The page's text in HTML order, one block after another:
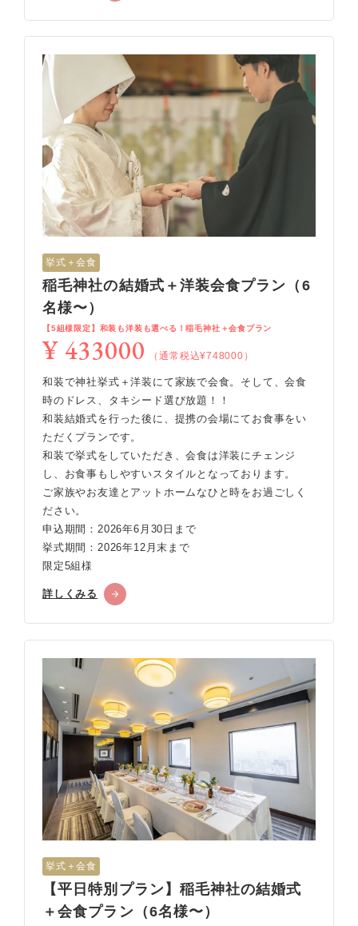
挙式＋会食
稲毛神社の結婚式＋洋装会食プラン（6
名様〜）
【5組様限定】和装も洋装も選べる！稲毛神社＋会食プラン
¥ 433000 （通常税込¥748000）
和装で神社挙式＋洋装にて家族で会食。そして、会食
時のドレス、タキシード選び放題！！
和装結婚式を行った後に、提携の会場にてお食事をい
ただくプランです。
和装で挙式をしていただき、会食は洋装にチェンジ
し、お食事もしやすいスタイルとなっております。
ご家族やお友達とアットホームなひと時をお過ごしく
ださい。
申込期間：2026年6月30日まで
挙式期間：2026年12月末まで
限定5組様
詳しくみる
挙式＋会食
【平日特別プラン】稲毛神社の結婚式
＋会食プラン（6名様〜）